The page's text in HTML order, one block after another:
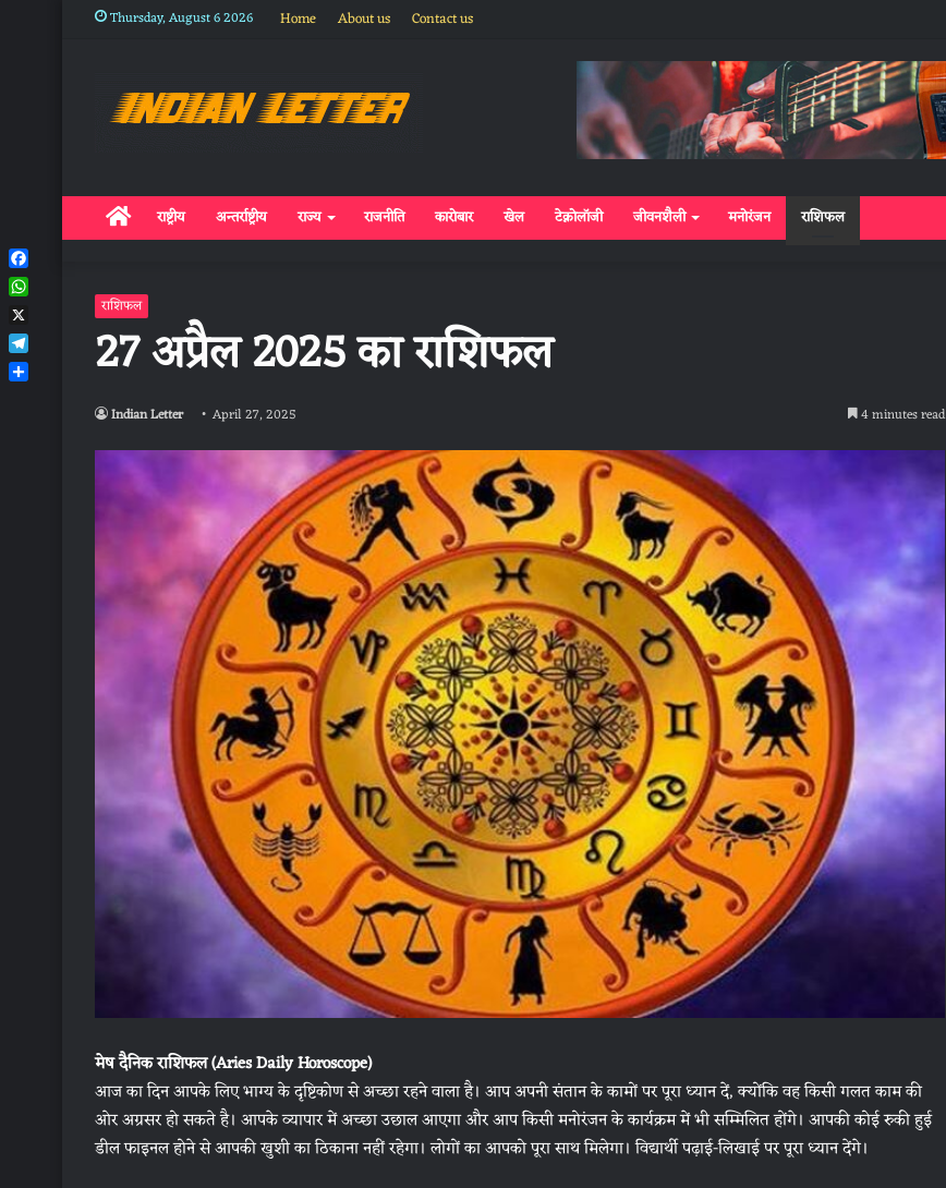
Thursday, August 6 2026 Home About us Contact us
Homeराष्ट्रीय अन्तर्राष्ट्रीय राज्य राजनीति कारोबार खेल टेक्नोलॉजी जीवनशैली मनोरंजन राशिफल
राशिफल
27 अप्रैल 2025 का राशिफल
Indian Letter April 27, 2025 4 minutes read
मेष दैनिक राशिफल (Aries Daily Horoscope)
आज का दिन आपके लिए भाग्य के दृष्टिकोण से अच्छा रहने वाला है। आप अपनी संतान के कामों पर पूरा ध्यान दें, क्योंकि वह किसी गलत काम की
ओर अग्रसर हो सकते है। आपके व्यापार में अच्छा उछाल आएगा और आप किसी मनोरंजन के कार्यक्रम में भी सम्मिलित होंगे। आपकी कोई रुकी हुई
डील फाइनल होने से आपकी खुशी का ठिकाना नहीं रहेगा। लोगों का आपको पूरा साथ मिलेगा। विद्यार्थी पढ़ाई-लिखाई पर पूरा ध्यान देंगे।
Facebook
WhatsApp
X
Telegram